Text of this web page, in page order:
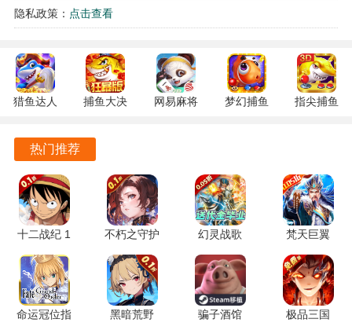
通过不断的战斗与探索，玩家可以解锁更多名将和武器，提
升自己的实力。
游戏的活动设计也十分丰富，玩家可以参与到各种限时活动
中，获取丰厚的奖励。
的乐趣。
天神赵子龙0.1折版游戏特色
玩家需要根据不同的战斗场景和敌人特点，灵活调整自己的
阵容与战术。
游戏中每位名将都拥有独特的技能，合理利用这些技能来打
击敌人。
游戏的回合制机制让每场战斗都充满了思考，在有限的时间
隐私政策： 点击查看
猎鱼达人
卓版
捕鱼大决
122.7.291
网易麻将
梦幻捕鱼
指尖捕鱼
热门推荐
十二战纪 1
安卓版
不朽之守护
1.0 安卓版
幻灵战歌
1.0.11 安卓
版
梵天巨翼
1.0.0 安卓
版
命运冠位指
黑暗荒野
骗子酒馆
极品三国